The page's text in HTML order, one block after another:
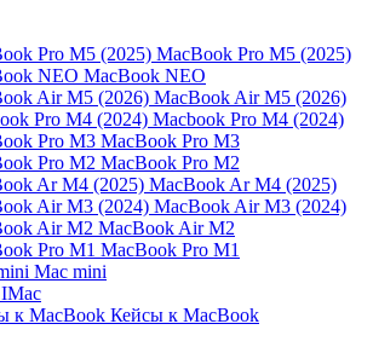
MacBook Pro M5 (2025)
MacBook NEO
MacBook Air M5 (2026)
Macbook Pro M4 (2024)
MacBook Pro M3
MacBook Pro M2
MacBook Ar M4 (2025)
MacBook Air M3 (2024)
MacBook Air M2
MacBook Pro M1
Mac mini
IMac
Кейсы к MacBook